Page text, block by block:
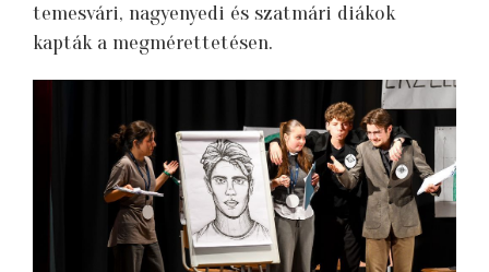
temesvári, nagyenyedi és szatmári diákok
kapták a megmérettetésen.